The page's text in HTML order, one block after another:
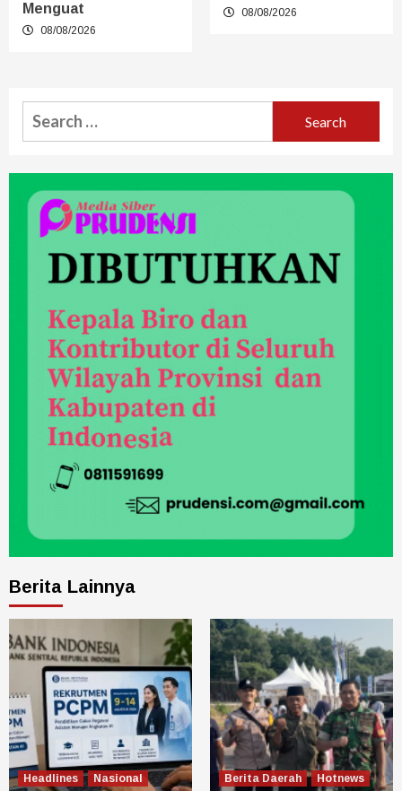
Menguat
08/08/2026
08/08/2026
Berita Lainnya
Headlines
Nasional
Berita Daerah
Hotnews